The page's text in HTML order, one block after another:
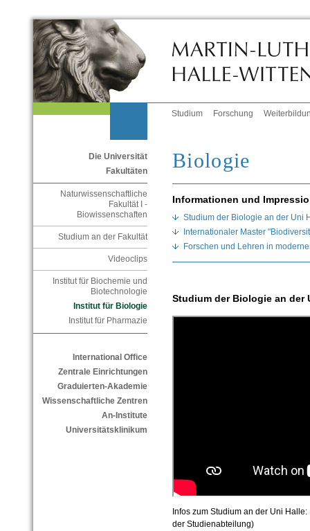
Studium Forschung
Die Universität
Fakultäten
Naturwissenschaftliche
Fakultät I -
Biowissenschaften
Studium an der Fakultät
Videoclips
Institut für Biochemie und
Biotechnologie
Institut für Biologie
Institut für Pharmazie
International Office
Zentrale Einrichtungen
Graduierten-Akademie
Wissenschaftliche Zentren
An-Institute
Universitätsklinikum
Biologie
Informationen und
Studium der Biologie an der Uni
Internationaler Master
Forschen und Lehren in
Studium der Biologie an der
Infos zum Studium an der Uni
der Studienabteilung)